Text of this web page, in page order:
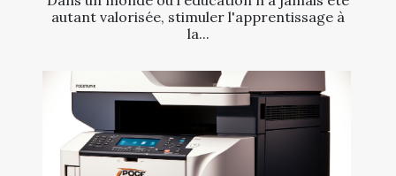
autant valorisée, stimuler l'apprentissage à
la...